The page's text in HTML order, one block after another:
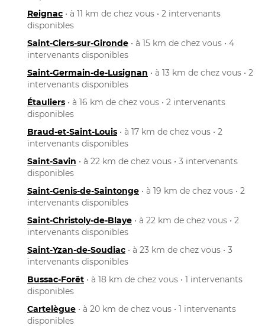
Reignac • à 11 km de chez vous • 2 intervenants
disponibles
Saint-Ciers-sur-Gironde • à 15 km de chez vous • 4
intervenants disponibles
Saint-Germain-de-Lusignan • à 13 km de chez vous • 2
intervenants disponibles
Étauliers • à 16 km de chez vous • 2 intervenants
disponibles
Braud-et-Saint-Louis • à 17 km de chez vous • 2
intervenants disponibles
Saint-Savin • à 22 km de chez vous • 3 intervenants
disponibles
Saint-Genis-de-Saintonge • à 19 km de chez vous • 2
intervenants disponibles
Saint-Christoly-de-Blaye • à 22 km de chez vous • 2
intervenants disponibles
Saint-Yzan-de-Soudiac • à 23 km de chez vous • 3
intervenants disponibles
Bussac-Forêt • à 18 km de chez vous • 1 intervenants
disponibles
Cartelègue • à 20 km de chez vous • 1 intervenants
disponibles